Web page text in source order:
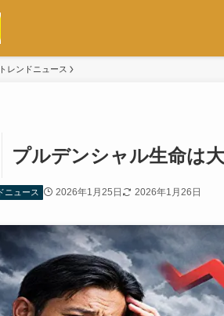
トレンドニュース
プルデンシャル生命は
ニュース 2026年1月25日 2026年1月26日